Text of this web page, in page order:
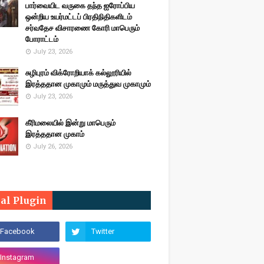
பார்வையிட வருகை தந்த ஐரோப்பிய
ஒன்றிய உயர்மட்டப் பிரதிநிதிகளிடம்
சர்வதேச விசாரணை கோரி மாபெரும்
போராட்டம்
July 23, 2026
சுழிபுரம் விக்ரோறியாக் கல்லூரியில்
இரத்ததான முகாமும் மருத்துவ முகாமும்
July 23, 2026
கீரிமலையில் இன்று மாபெரும்
இரத்ததான முகாம்
July 26, 2026
Plugin